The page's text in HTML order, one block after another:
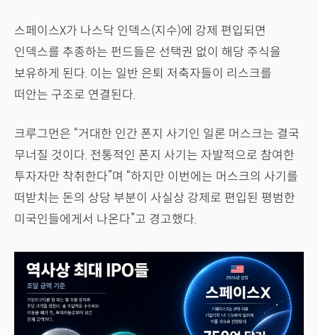
스페이스X가 나스닥 인덱스(지수)에 강제 편입되면
인덱스를 추종하는 펀드들은 선택권 없이 해당 주식을
보유하게 된다. 이는 일반 은퇴 저축자들이 리스크를
떠안는 구조로 연결된다.
크루그먼은 “거대한 인간 폰지 사기인 일론 머스크는 결국
무너질 것이다. 전통적인 폰지 사기는 자발적으로 참여한
투자자만 착취한다”며 “하지만 이번에는 머스크의 사기를
떠받치는 돈의 상당 부분이 사실상 강제로 편입된 평범한
미국인들에게서 나온다”고 경고했다.